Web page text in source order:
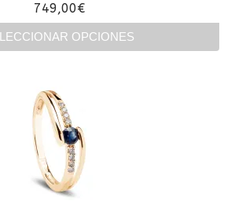
de
producto
749,00€
OPCIONES
múltiples
variantes.
Las
opciones
se
pueden
elegir